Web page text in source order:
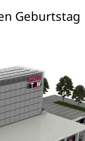
Geburtstag